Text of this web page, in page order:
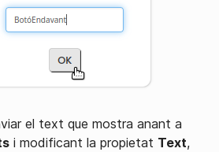
el text que mostra anant a
i modificant la propietat Text,